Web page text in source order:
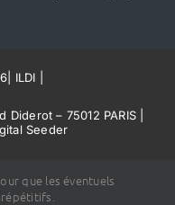
ILDI
– 75012 PARIS |
Seeder
que les éventuels